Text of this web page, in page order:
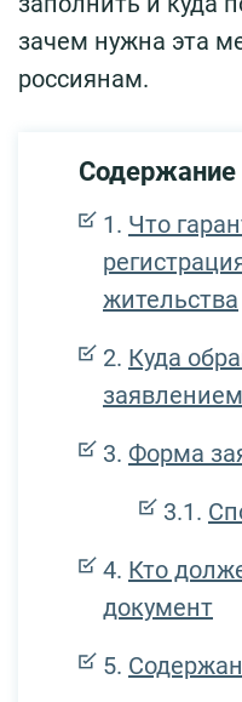
зачем нужна эта
россиянам.
Содержание
Что
жительства
Куда
заявлением
Форма
Кто
документ